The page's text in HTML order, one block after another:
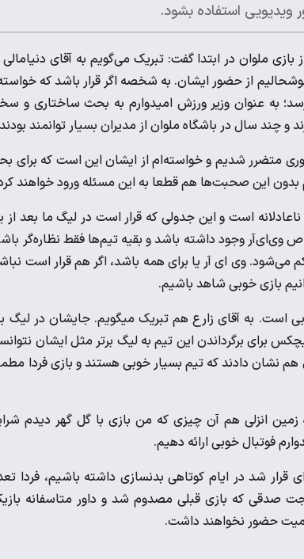
ویدیویی استفاده بشود.
ملوان در ابتدا گفت: تبریک می‌گویم به آقای
از حضور ایشان. به شخصه اگر قرار باشد که
به عنوان وزیر ورزش امیدوارم به بحث ساختاری و
و چند سال در باشگاه ملوان از مدیران بسیار توانمند
متضرر شدیم و خواسته‌ام از ایشان این است که برای
بدون این صحبت‌ها هم قطعا به این مسئله ورود خواهند
است و این جدولی که قرار است در لیگ ما بعد
وی‌ای‌آر وجود داشته باشد و بقیه تیم‌ها فقط نظاره‌گر
وی ای آر یا برای همه باشد، اگر هم قرار است
بازی خوبی شاهد باشیم.
به آقای زارع هم تبریک میگویم. جایشان در لیگ
برای برگرداندن این تیم به لیگ برتر مثل ایشان
نشان دادند که تیم بسیار خوبی هستند و بازی فردا
انزلی هم آن چیزی که من بازی با گل گهر دیدم
فوتبال خوبی ارائه دهیم.
شد در ایام کوتاهی بدنسازی داشته باشیم، فردا
صدقی که بازی قبلی مصدوم شد و داور متاسفانه
حضور نخواهند داشت.